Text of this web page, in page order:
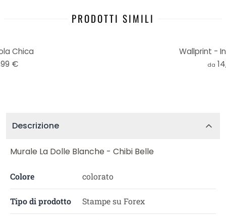
PRODOTTI SIMILI
Chica
€
Wallprint -
da
Descrizione
Murale La Dolle Blanche - Chibi Belle
Colore colorato
Tipo di prodotto Stampe su Forex